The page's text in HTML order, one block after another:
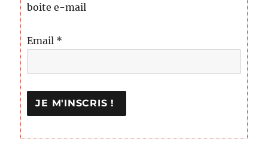
boite e-mail
Email *